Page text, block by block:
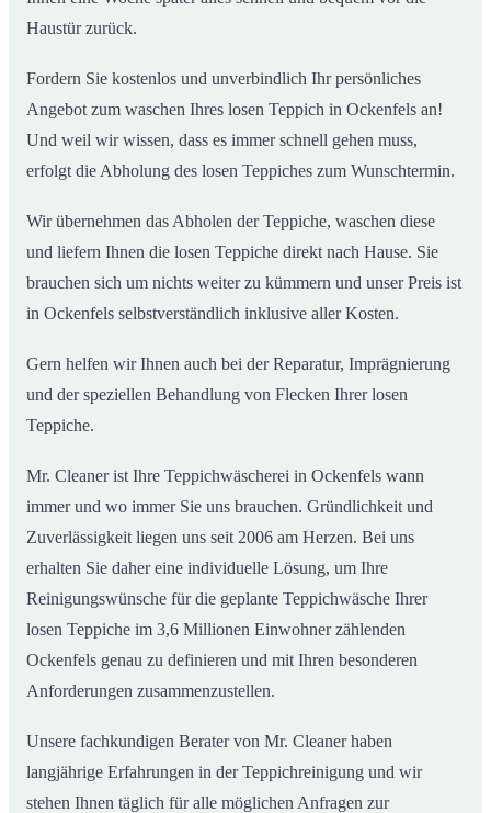
Haustür zurück.
Fordern Sie kostenlos und unverbindlich Ihr persönliches
Angebot zum waschen Ihres losen Teppich in Ockenfels an!
Und weil wir wissen, dass es immer schnell gehen muss,
erfolgt die Abholung des losen Teppiches zum Wunschtermin.
Wir übernehmen das Abholen der Teppiche, waschen diese
und liefern Ihnen die losen Teppiche direkt nach Hause. Sie
brauchen sich um nichts weiter zu kümmern und unser Preis ist
in Ockenfels selbstverständlich inklusive aller Kosten.
Gern helfen wir Ihnen auch bei der Reparatur, Imprägnierung
und der speziellen Behandlung von Flecken Ihrer losen
Teppiche.
Mr. Cleaner ist Ihre Teppichwäscherei in Ockenfels wann
immer und wo immer Sie uns brauchen. Gründlichkeit und
Zuverlässigkeit liegen uns seit 2006 am Herzen. Bei uns
erhalten Sie daher eine individuelle Lösung, um Ihre
Reinigungswünsche für die geplante Teppichwäsche Ihrer
losen Teppiche im 3,6 Millionen Einwohner zählenden
Ockenfels genau zu definieren und mit Ihren besonderen
Anforderungen zusammenzustellen.
Unsere fachkundigen Berater von Mr. Cleaner haben
langjährige Erfahrungen in der Teppichreinigung und wir
stehen Ihnen täglich für alle möglichen Anfragen zur